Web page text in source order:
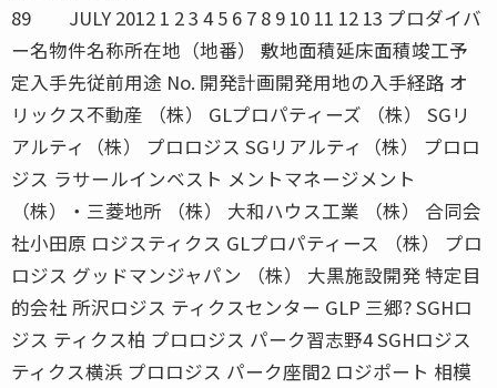
89 JULY 2012 1 2 3 4 5 6 7 8 9 10 11 12 13 プロダイバ
ー名物件名称所在地（地番） 敷地面積延床面積竣工予
定入手先従前用途 No. 開発計画開発用地の入手経路 オ
リックス不動産 （株） GLプロパティーズ （株） SGリ
アルティ（株） プロロジス SGリアルティ（株） プロロ
ジス ラサールインベスト メントマネージメント
（株）・三菱地所 （株） 大和ハウス工業 （株） 合同会
社小田原 ロジスティクス GLプロパティース （株） プロ
ロジス グッドマンジャパン （株） 大黒施設開発 特定目
的会社 所沢ロジス ティクスセンター GLP 三郷? SGHロ
ジス ティクス柏 プロロジス パーク習志野4 SGHロジス
ティクス横浜 プロロジス パーク座間2 ロジポート 相模